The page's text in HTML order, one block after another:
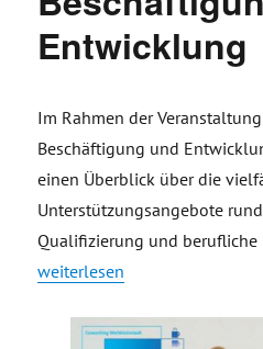
Entwicklung
Im Rahmen der
Beschäftigung und
einen Überblick über die
Unterstützungsangebote
Qualifizierung und
„Impulse für Beschäftigung
weiterlesen